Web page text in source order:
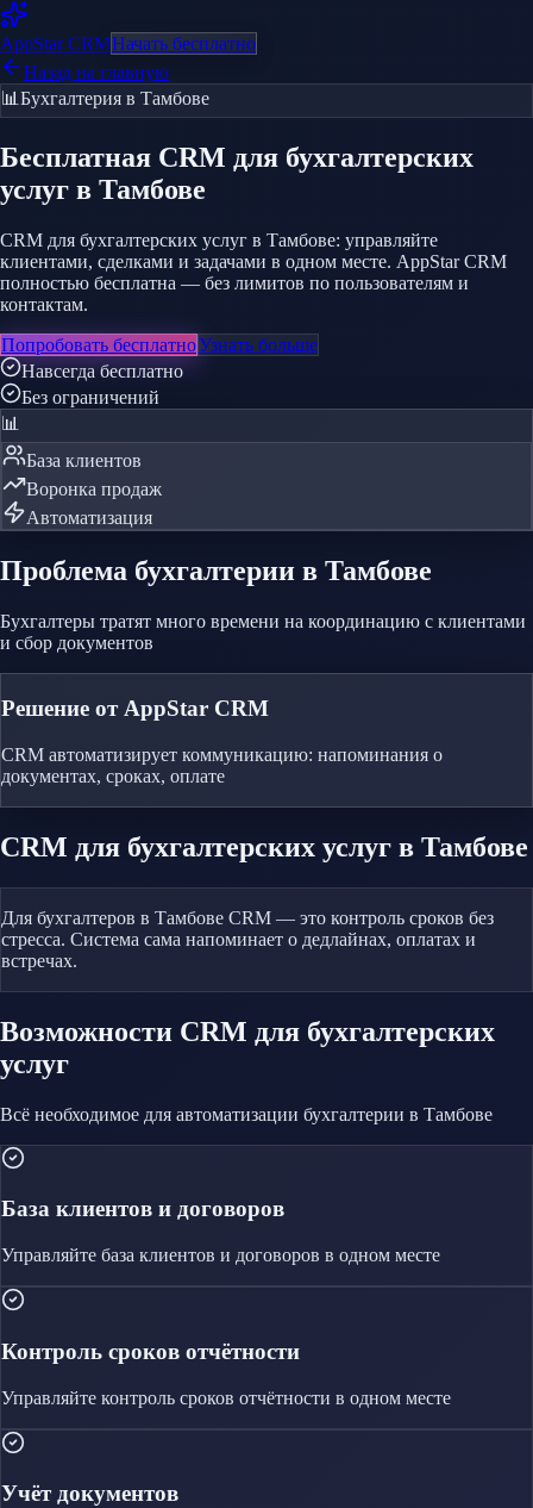
AppStarCRMНачать бесплатно
Назад на главную
📊 Бухгалтерия в Тамбове
Бесплатная CRM для бухгалтерских
услуг в Тамбове
CRM для бухгалтерских услуг в Тамбове: управляйте
клиентами, сделками и задачами в одном месте. AppStar CRM
полностью бесплатна — без лимитов по пользователям и
контактам.
Попробовать бесплатноУзнать больше
Навсегда бесплатно
Без ограничений
📊
База клиентов
Воронка продаж
Автоматизация
Проблема бухгалтерии в Тамбове
Бухгалтеры тратят много времени на координацию с клиентами
и сбор документов
Решение от AppStar CRM
CRM автоматизирует коммуникацию: напоминания о
документах, сроках, оплате
CRM для бухгалтерских услуг в Тамбове
Для бухгалтеров в Тамбове CRM — это контроль сроков без
стресса. Система сама напоминает о дедлайнах, оплатах и
встречах.
Возможности CRM для бухгалтерских
услуг
Всё необходимое для автоматизации бухгалтерии в Тамбове
База клиентов и договоров
Управляйте база клиентов и договоров в одном месте
Контроль сроков отчётности
Управляйте контроль сроков отчётности в одном месте
Учёт документов